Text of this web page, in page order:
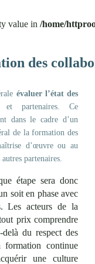
value in /home/
des
évaluer l’état des
partenaires. Ce
dans le cadre d’un
de la formation des
d’œuvre ou au
partenaires.
étape sera donc
soit en phase avec
Les acteurs de la
prix comprendre
du respect des
continue
une culture